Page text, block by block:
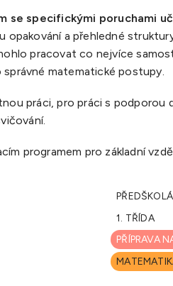
se specifickými poruchami
a přehledné
pracovat co nejvíce
matematické postupy.
práci, pro práci s podporou
programem pro základní
1. TŘÍDA
PŘÍPRAVA